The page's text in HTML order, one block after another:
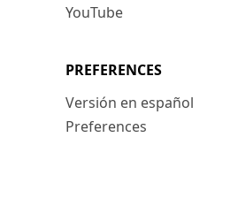
YouTube
PREFERENCES
Versión en español
Preferences